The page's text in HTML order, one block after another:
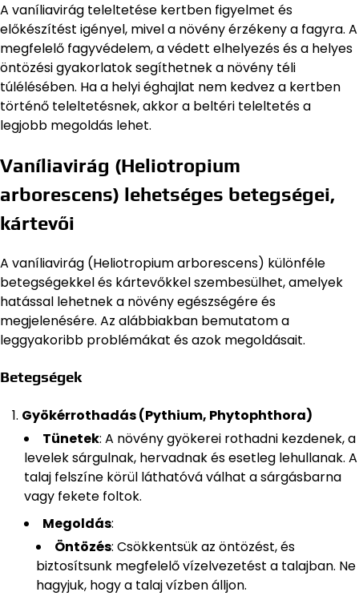
A vaníliavirág teleltetése kertben figyelmet és
előkészítést igényel, mivel a növény érzékeny a fagyra. A
megfelelő fagyvédelem, a védett elhelyezés és a helyes
öntözési gyakorlatok segíthetnek a növény téli
túlélésében. Ha a helyi éghajlat nem kedvez a kertben
történő teleltetésnek, akkor a beltéri teleltetés a
legjobb megoldás lehet.
Vaníliavirág (Heliotropium
arborescens) lehetséges betegségei,
kártevői
A vaníliavirág (Heliotropium arborescens) különféle
betegségekkel és kártevőkkel szembesülhet, amelyek
hatással lehetnek a növény egészségére és
megjelenésére. Az alábbiakban bemutatom a
leggyakoribb problémákat és azok megoldásait.
Betegségek
Gyökérrothadás (Pythium, Phytophthora)
Tünetek: A növény gyökerei rothadni kezdenek, a
levelek sárgulnak, hervadnak és esetleg lehullanak. A
talaj felszíne körül láthatóvá válhat a sárgásbarna
vagy fekete foltok.
Megoldás:
Öntözés: Csökkentsük az öntözést, és
biztosítsunk megfelelő vízelvezetést a talajban. Ne
hagyjuk, hogy a talaj vízben álljon.